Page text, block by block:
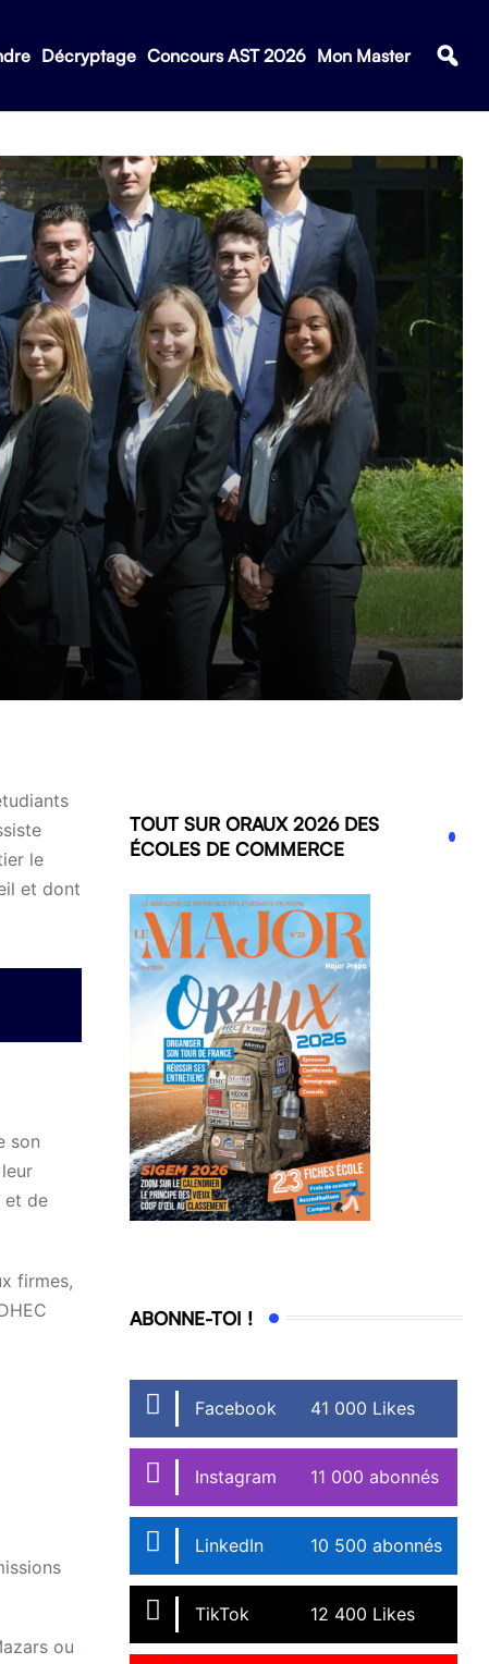
Décryptage Concours AST 2026 Mon Master
le
et dont
son
et de
firmes,
ou
TOUT SUR ORAUX 2026 DES
ÉCOLES DE COMMERCE
ABONNE-TOI !
Facebook 41 000 Likes
Instagram 11 000 abonnés
LinkedIn 10 500 abonnés
TikTok 12 400 Likes